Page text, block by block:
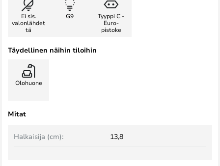
Ei sis.
valonlähdet
tä
G9
Tyyppi C -
Euro-
pistoke
Täydellinen näihin tiloihin
Olohuone
Mitat
Halkaisija (cm): 13,8